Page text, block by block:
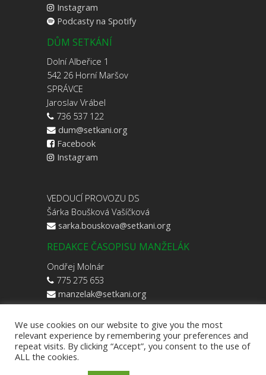
Instagram
Podcasty na Spotify
DŮM SETKÁNÍ
Dolní Albeřice 1
542 26 Horní Maršov
SPRÁVCE
Jaroslav Vrábel
736 537 122
dum@setkani.org
Facebook
Instagram
VEDOUCÍ PROVOZU DS
Šárka Boušková Vašíčková
sarka.bouskova@setkani.org
REDAKCE ČASOPISU MANŽELÁK
Ondřej Molnár
775 275 653
manzelak@setkani.org
We use cookies on our website to give you the most
relevant experience by remembering your preferences and
repeat visits. By clicking “Accept”, you consent to the use of
ALL the cookies.